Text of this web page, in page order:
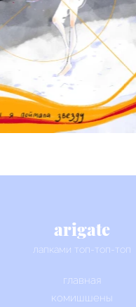
arigate
лапками топ-топ-топ
главная
комишшены